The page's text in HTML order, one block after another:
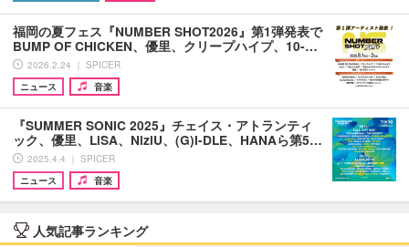
福岡の夏フェス『NUMBER SHOT2026』第1弾発表で
BUMP OF CHICKEN、優里、クリープハイプ、10-…
2026.2.24 ｜ SPICER
ニュース
音楽
『SUMMER SONIC 2025』チェイス・アトランティ
ック、優里、LiSA、NiziU、(G)I-DLE、HANAら第5…
2025.4.4 ｜ SPICER
ニュース
音楽
人気記事ランキング